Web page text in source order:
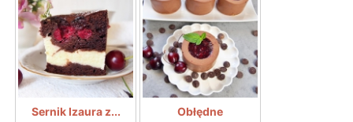
Sernik Izaura z...
Obłędne